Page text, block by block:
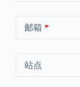
邮箱 *
站点